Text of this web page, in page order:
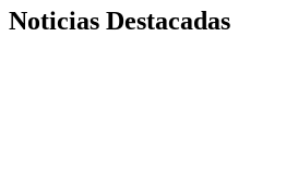
Noticias Destacadas